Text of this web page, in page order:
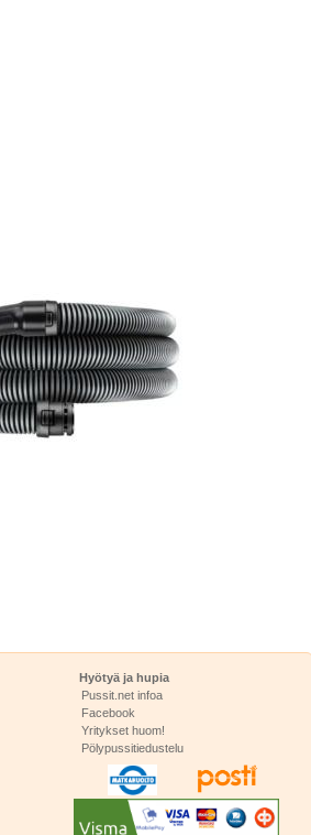
Hyötyä ja hupia
Pussit.net infoa
Facebook
Yritykset huom!
Pölypussitiedustelu